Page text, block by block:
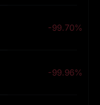
-99.70%
-99.96%